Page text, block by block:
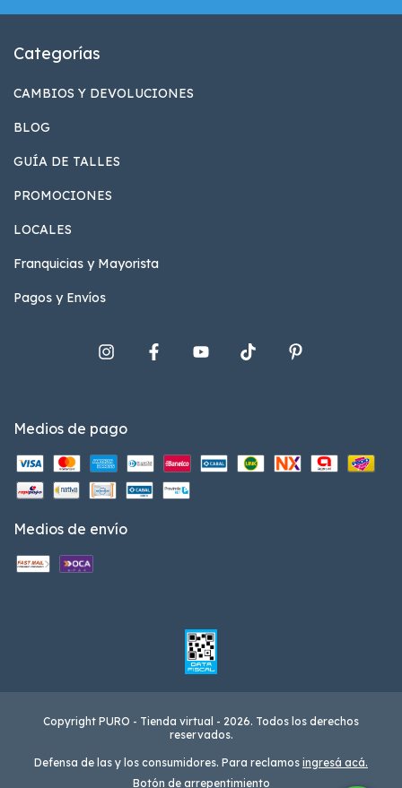
Categorías
CAMBIOS Y DEVOLUCIONES
BLOG
GUÍA DE TALLES
PROMOCIONES
LOCALES
Franquicias y Mayorista
Pagos y Envíos
Medios de pago
Medios de envío
Copyright PURO - Tienda virtual - 2026. Todos los derechos
reservados.
Defensa de las y los consumidores. Para reclamos ingresá acá.
Botón de arrepentimiento